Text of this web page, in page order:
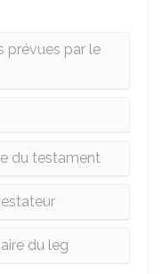
prévues par le
du testament
du leg